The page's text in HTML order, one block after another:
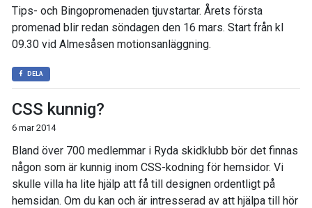
Tips- och Bingopromenaden tjuvstartar. Årets första
promenad blir redan söndagen den 16 mars. Start från kl
09.30 vid Almesåsen motionsanläggning.
DELA
CSS kunnig?
6 mar 2014
Bland över 700 medlemmar i Ryda skidklubb bör det finnas
någon som är kunnig inom CSS-kodning för hemsidor. Vi
skulle villa ha lite hjälp att få till designen ordentligt på
hemsidan. Om du kan och är intresserad av att hjälpa till hör